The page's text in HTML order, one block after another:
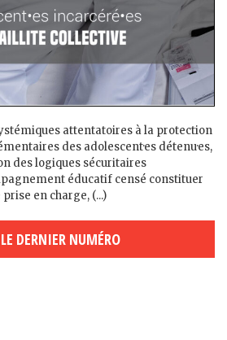
attentatoires à la protection
des adolescent·es détenu·es,
des logiques sécuritaires
éducatif censé constituer
en charge, (...)
DERNIER NUMÉRO